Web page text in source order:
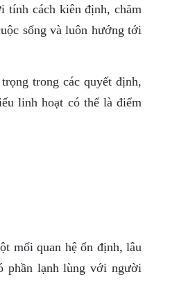
tính cách kiên định, chăm
sống và luôn hướng tới
trong các quyết định,
linh hoạt có thể là điểm
mối quan hệ ổn định, lâu
phần lạnh lùng với người